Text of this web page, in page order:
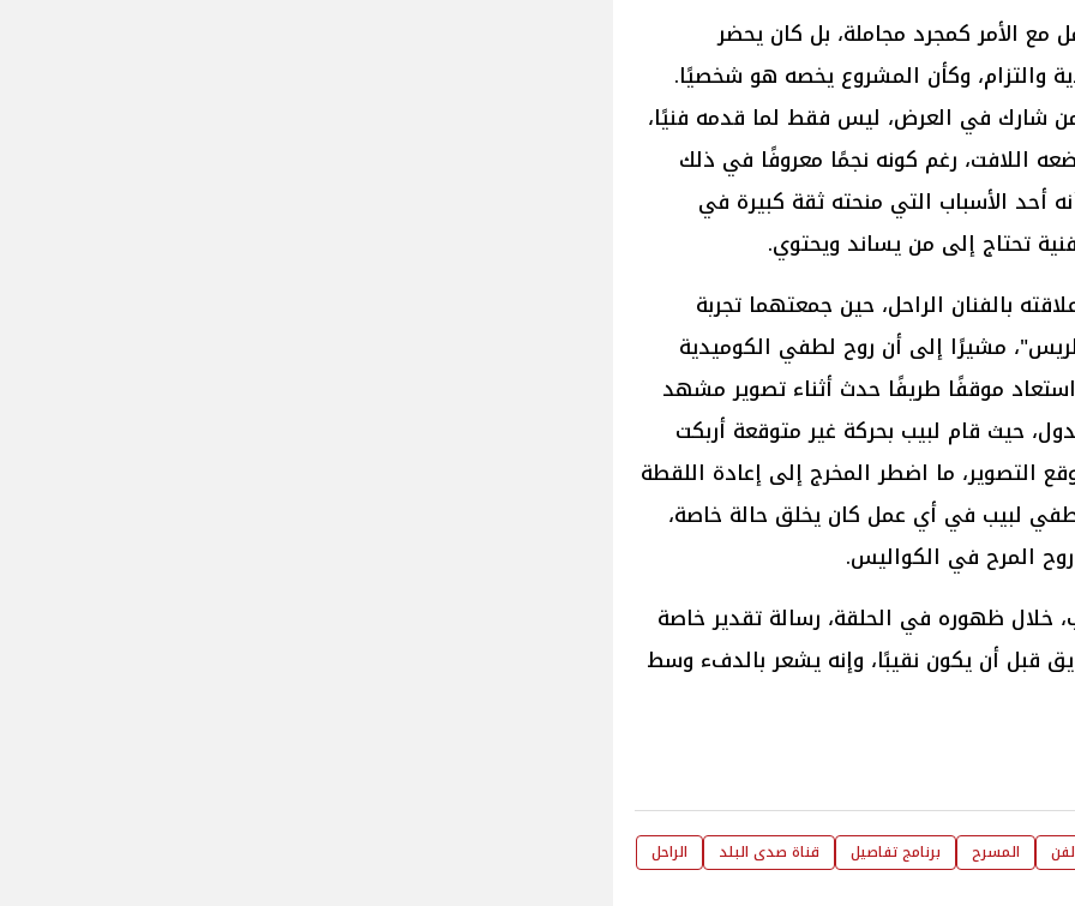
الأمر كمجرد مجاملة، بل كان يحضر
والتزام، وكأن المشروع يخصه هو شخصيًا.
شارك في العرض، ليس فقط لما قدمه فنيًا،
اللافت، رغم كونه نجمًا معروفًا في ذلك
أحد الأسباب التي منحته ثقة كبيرة في
تحتاج إلى من يساند ويحتوي.
بالفنان الراحل، حين جمعتهما تجربة
مشيرًا إلى أن روح لطفي الكوميدية
موقفًا طريفًا حدث أثناء تصوير مشهد
حيث قام لبيب بحركة غير متوقعة أربكت
التصوير، ما اضطر المخرج إلى إعادة اللقطة
لبيب في أي عمل كان يخلق حالة خاصة،
المرح في الكواليس.
خلال ظهوره في الحلقة، رسالة تقدير خاصة
قبل أن يكون نقيبًا، وإنه يشعر بالدفء وسط
المسرح برنامج تفاصيل قناة صدى البلد الراحل